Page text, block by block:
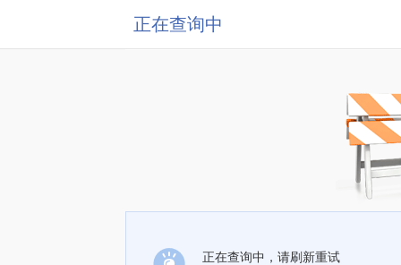
正在查询中
正在查询中，请刷新重试